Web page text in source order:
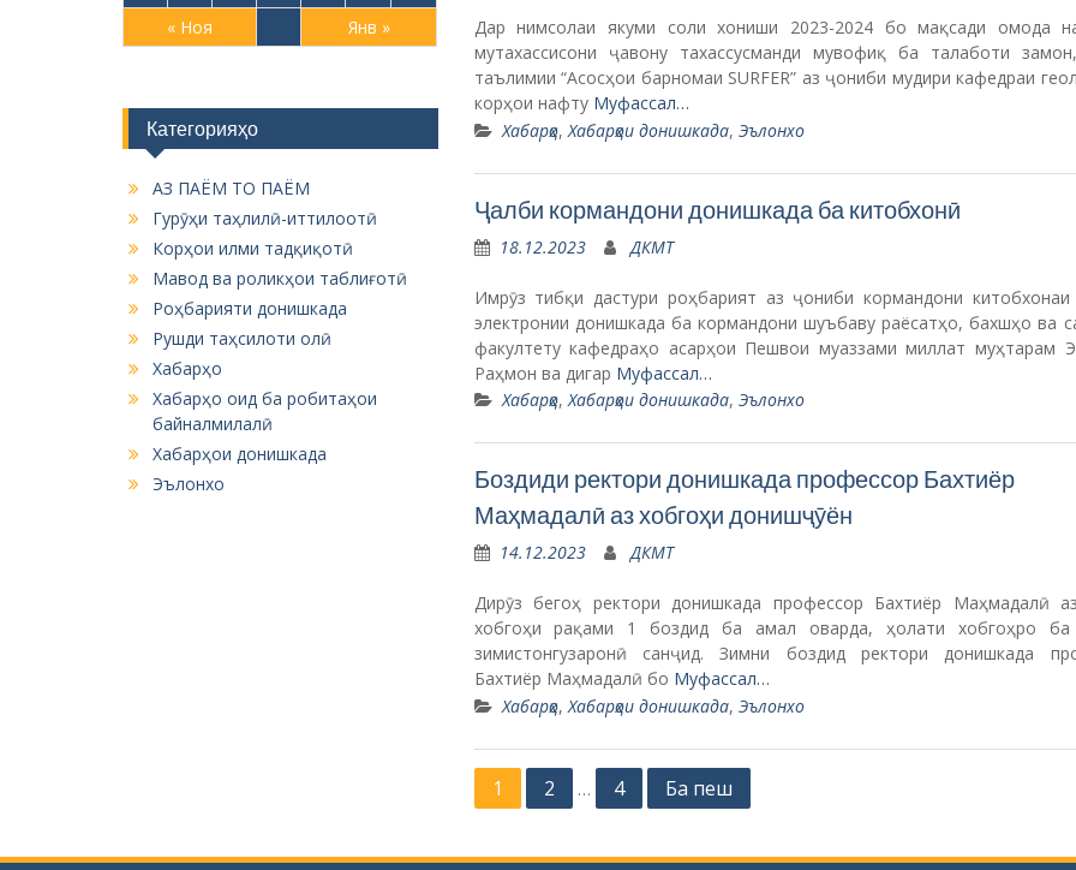
Дар нимсолаи якуми соли хониши 2023-2024 бо мақсади омода
мутахассисони ҷавону тахассусманди мувофиқ ба талаботи
таълимии “Асосҳои барномаи SURFER” аз ҷониби мудири кафедраи
корҳои нафту Муфассал…
Хабарҳо, Хабарҳои донишкада, Эълонхо
Ҷалби кормандони донишкада ба китобхонӣ
18.12.2023 ДКМТ
Имрӯз тибқи дастури роҳбарият аз ҷониби кормандони
электронии донишкада ба кормандони шуъбаву раёсатҳо, бахшҳо ва
факултету кафедраҳо асарҳои Пешвои муаззами миллат муҳтарам
Раҳмон ва дигар Муфассал…
Хабарҳо,Хабарҳои донишкада, Эълонхо
Боздиди ректори донишкада профессор Бахтиёр
Маҳмадалӣ аз хобгоҳи донишҷӯён
14.12.2023 ДКМТ
Дирӯз бегоҳ ректори донишкада профессор Бахтиёр Маҳмадалӣ
хобгоҳи рақами 1 боздид ба амал оварда, ҳолати хобгоҳро ба
зимистонгузаронӣ санҷид. Зимни боздид ректори донишкада
Бахтиёр Маҳмадалӣ бо Муфассал…
Хабарҳо, Хабарҳои донишкада, Эълонхо
s
1 2 … 4 Ба пеш
« Ноя Янв »
Категорияҳо
АЗ ПАЁМ ТО ПАЁМ
Гурӯҳи таҳлилӣ-иттилоотӣ
Корҳои илми тадқиқотӣ
Мавод ва роликҳои таблиғотӣ
Роҳбарияти донишкада
Рушди таҳсилоти олӣ
Хабарҳо
Хабарҳо оид ба робитаҳои
байналмилалӣ
Хабарҳои донишкада
Эълонхо